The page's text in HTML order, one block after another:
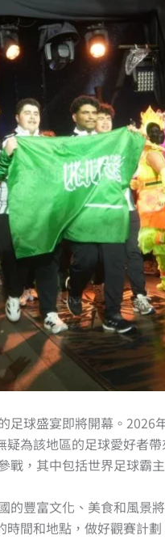
足球盛宴即將開幕。2026
為該地區的足球愛好者帶
，其中包括世界足球霸
豐富文化、美食和風景
間和地點，做好觀賽計劃